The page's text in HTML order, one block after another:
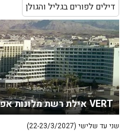
דילים לפורים בגליל והגולן
VERT אילת רשת מלונות אפי
שני עד שלישי (22-23/3/2027)